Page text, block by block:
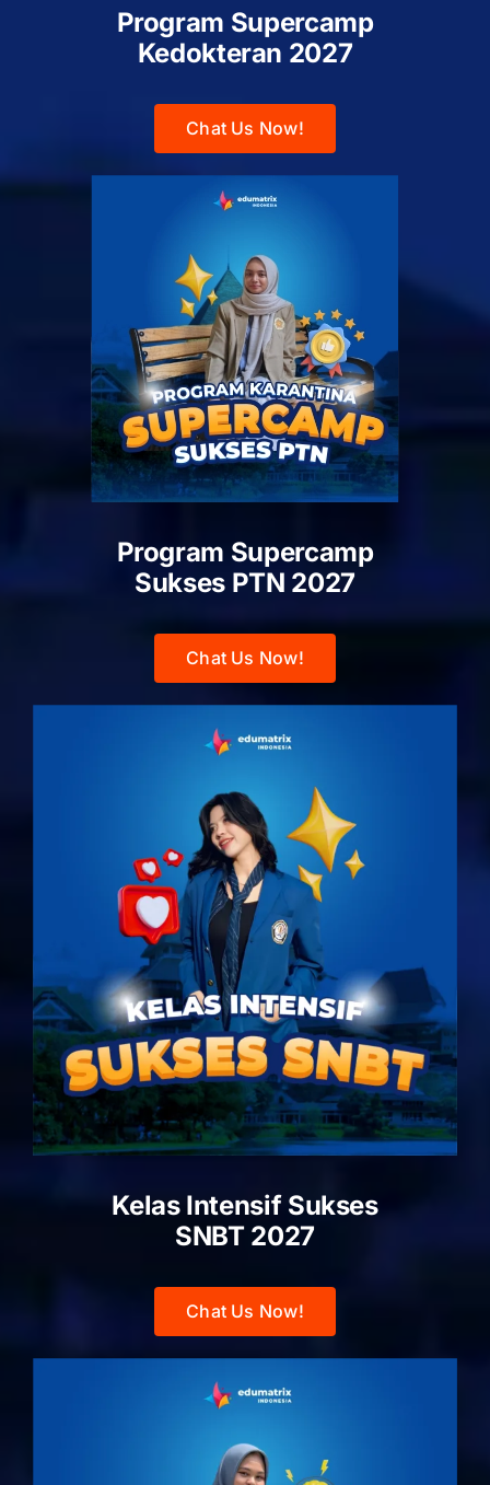
Program Supercamp
Kedokteran 2027
Chat Us Now!
Program Supercamp
Sukses PTN 2027
Chat Us Now!
Kelas Intensif Sukses
SNBT 2027
Chat Us Now!